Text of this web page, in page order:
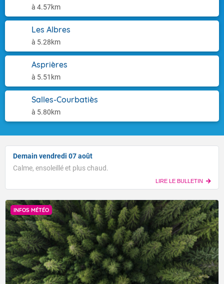
à 4.57km
Les Albres
à 5.28km
Asprières
à 5.51km
Salles-Courbatiès
à 5.80km
Demain vendredi 07 août
Calme, ensoleillé et plus chaud.
LIRE LE BULLETIN
INFOS MÉTÉO